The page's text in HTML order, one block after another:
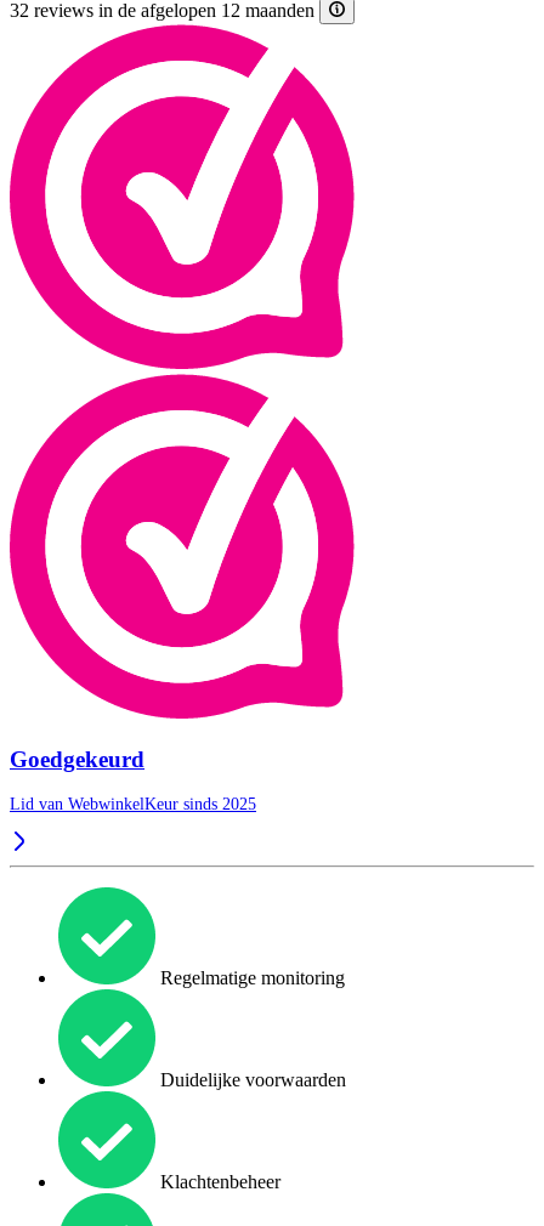
32 reviews in de afgelopen 12 maanden
Goedgekeurd
Lid van WebwinkelKeur sinds 2025
Regelmatige monitoring
Duidelijke voorwaarden
Klachtenbeheer